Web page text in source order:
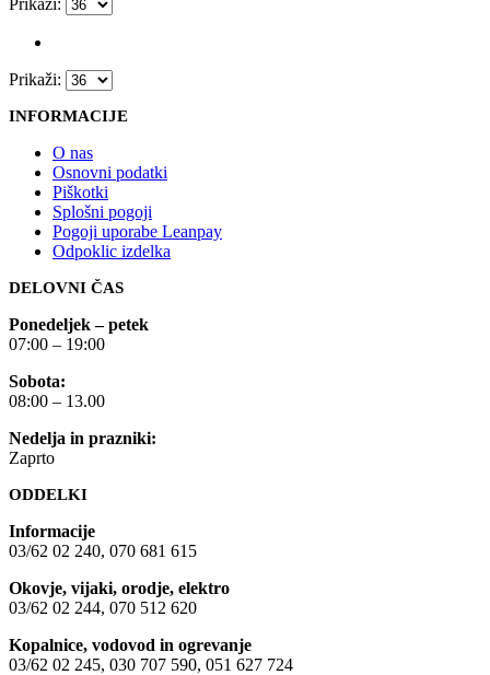
Prikaži:
INFORMACIJE
O nas
Osnovni podatki
Piškotki
Splošni pogoji
Pogoji uporabe Leanpay
Odpoklic izdelka
DELOVNI ČAS
Ponedeljek – petek
07:00 – 19:00
Sobota:
08:00 – 13.00
Nedelja in prazniki:
Zaprto
ODDELKI
Informacije
03/62 02 240, 070 681 615
Okovje, vijaki, orodje, elektro
03/62 02 244, 070 512 620
Kopalnice, vodovod in ogrevanje
03/62 02 245, 030 707 590, 051 627 724